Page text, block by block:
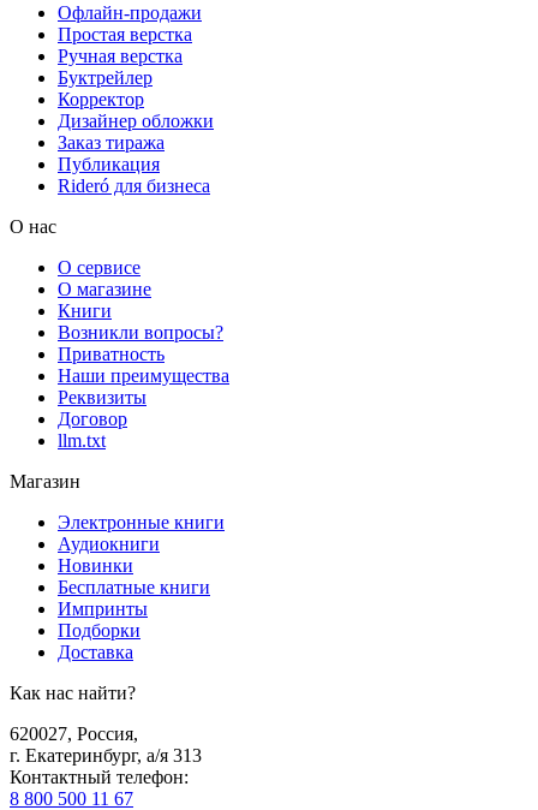
Офлайн-продажи
Простая верстка
Ручная верстка
Буктрейлер
Корректор
Дизайнер обложки
Заказ тиража
Публикация
Rideró для бизнеса
О нас
О сервисе
О магазине
Книги
Возникли вопросы?
Приватность
Наши преимущества
Реквизиты
Договор
llm.txt
Магазин
Электронные книги
Аудиокниги
Новинки
Бесплатные книги
Импринты
Подборки
Доставка
Как нас найти?
620027, Россия,
г. Екатеринбург, а/я 313
Контактный телефон:
8 800 500 11 67